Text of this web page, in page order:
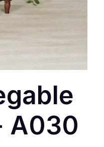
A030